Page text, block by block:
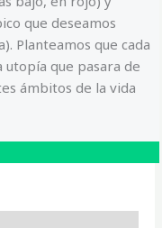
que deseamos
Planteamos que cada
utopía que pasara de
ámbitos de la vida